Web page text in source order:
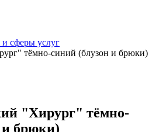
сферы услуг
тёмно-синий (блузон и брюки)
"Хирург" тёмно-
и брюки)